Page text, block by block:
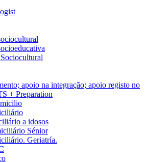
apoio na integração; apoio registo no
+ Preparation
a idosos
Sénior
Geriatría.